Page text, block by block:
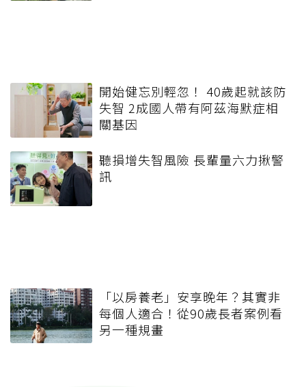
開始健忘別輕忽！ 40歲起就該防
失智 2成國人帶有阿茲海默症相
關基因
聽損增失智風險 長輩量六力揪警
訊
「以房養老」安享晚年？其實非
每個人適合！從90歲長者案例看
另一種規畫